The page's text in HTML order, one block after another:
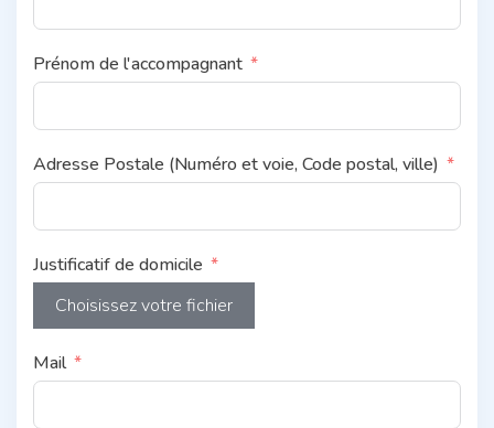
Prénom de l'accompagnant
Adresse Postale (Numéro et voie, Code postal, ville)
Justificatif de domicile
Choisissez votre fichier
Mail